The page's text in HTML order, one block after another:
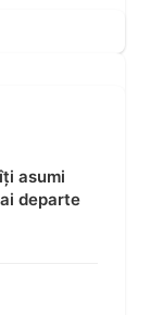
asumi
departe